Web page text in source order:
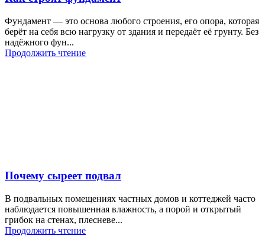
Фундамент — это основа любого строения, его опора, которая
берёт на себя всю нагрузку от здания и передаёт её грунту. Без
надёжного фун...
Продолжить чтение
Почему сыреет подвал
В подвальных помещениях частных домов и коттеджей часто
наблюдается повышенная влажность, а порой и открытый
грибок на стенах, плесневе...
Продолжить чтение